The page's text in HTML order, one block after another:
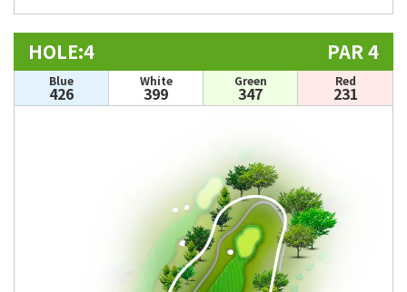
HOLE:4 PAR 4
Blue
426
White
399
Green
347
Red
231